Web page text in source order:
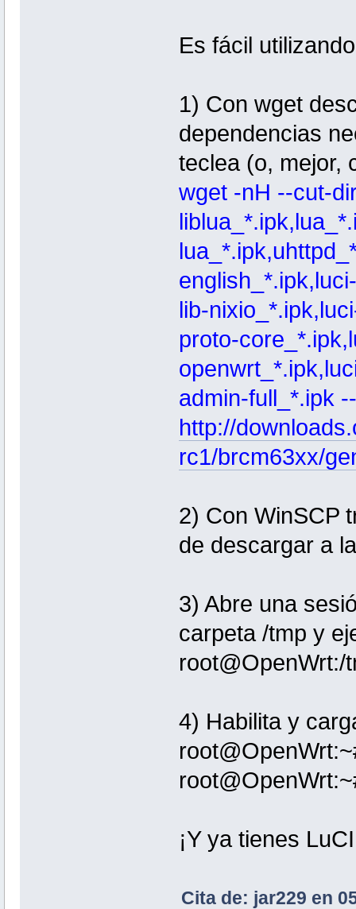
Es fácil
1) Con wget
dependencias
teclea (o, mejor,
wget -nH --cut-
lib-
proto-
admin-full_*.ipk --
http://
rc1/brcm63xx/
2) Con WinSCP
de descargar a
3) Abre una
carpeta /tmp y
root@OpenWrt:/
4) Habilita y
¡Y ya tienes
Cita de: jar229 en